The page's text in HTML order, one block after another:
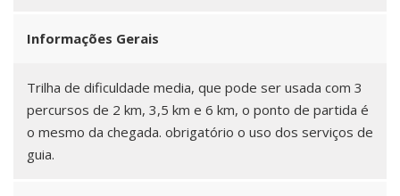
Informações Gerais
Trilha de dificuldade media, que pode ser usada com 3
percursos de 2 km, 3,5 km e 6 km, o ponto de partida é
o mesmo da chegada. obrigatório o uso dos serviços de
guia.